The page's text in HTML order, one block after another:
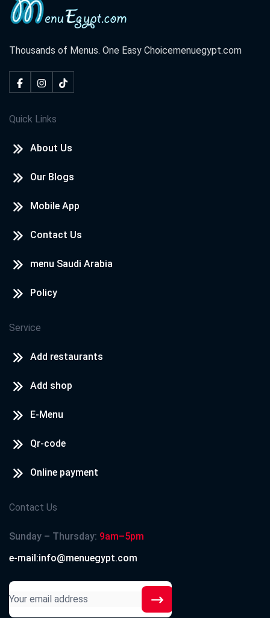
Thousands of Menus. One Easy Choicemenuegypt.com
Quick Links
About Us
Our Blogs
Mobile App
Contact Us
menu Saudi Arabia
Policy
Service
Add restaurants
Add shop
E-Menu
Qr-code
Online payment
Contact Us
Sunday – Thursday: 9am–5pm
e-mail:info@menuegypt.com